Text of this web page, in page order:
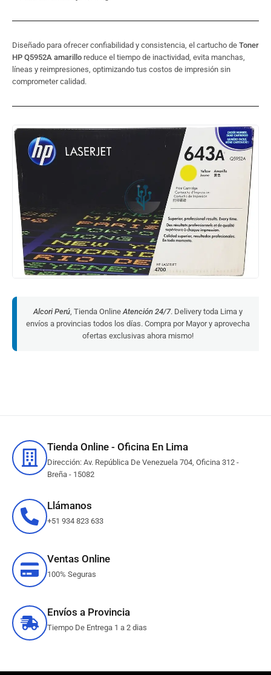
Diseñado para ofrecer confiabilidad y consistencia, el cartucho de Toner
HP Q5952A amarillo reduce el tiempo de inactividad, evita manchas,
líneas y reimpresiones, optimizando tus costos de impresión sin
comprometer calidad.
Alcori Perú , Tienda Online Atención 24/7. Delivery toda Lima y
envíos a provincias todos los días. Compra por Mayor y aprovecha
ofertas exclusivas ahora mismo!
Tienda Online - Oficina En Lima
Dirección: Av. República De Venezuela 704, Oficina 312 -
Breña - 15082
Llámanos
+51 934 823 633
Ventas Online
100% Seguras
Envíos a Provincia
Tiempo De Entrega 1 a 2 dias